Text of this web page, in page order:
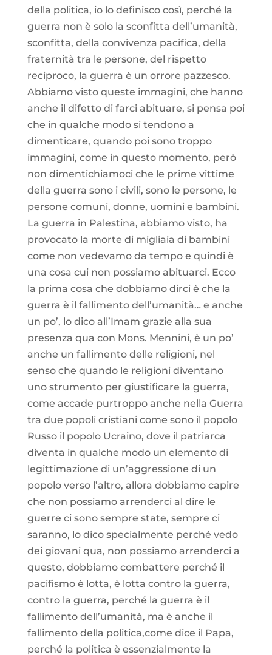
della politica, io lo definisco così, perché la
guerra non è solo la sconfitta dell’umanità,
sconfitta, della convivenza pacifica, della
fraternità tra le persone, del rispetto
reciproco, la guerra è un orrore pazzesco.
Abbiamo visto queste immagini, che hanno
anche il difetto di farci abituare, si pensa poi
che in qualche modo si tendono a
dimenticare, quando poi sono troppo
immagini, come in questo momento, però
non dimentichiamoci che le prime vittime
della guerra sono i civili, sono le persone, le
persone comuni, donne, uomini e bambini.
La guerra in Palestina, abbiamo visto, ha
provocato la morte di migliaia di bambini
come non vedevamo da tempo e quindi è
una cosa cui non possiamo abituarci. Ecco
la prima cosa che dobbiamo dirci è che la
guerra è il fallimento dell’umanità… e anche
un po’, lo dico all’Imam grazie alla sua
presenza qua con Mons. Mennini, è un po’
anche un fallimento delle religioni, nel
senso che quando le religioni diventano
uno strumento per giustificare la guerra,
come accade purtroppo anche nella Guerra
tra due popoli cristiani come sono il popolo
Russo il popolo Ucraino, dove il patriarca
diventa in qualche modo un elemento di
legittimazione di un’aggressione di un
popolo verso l’altro, allora dobbiamo capire
che non possiamo arrenderci al dire le
guerre ci sono sempre state, sempre ci
saranno, lo dico specialmente perché vedo
dei giovani qua, non possiamo arrenderci a
questo, dobbiamo combattere perché il
pacifismo è lotta, è lotta contro la guerra,
contro la guerra, perché la guerra è il
fallimento dell’umanità, ma è anche il
fallimento della politica,come dice il Papa,
perché la politica è essenzialmente la